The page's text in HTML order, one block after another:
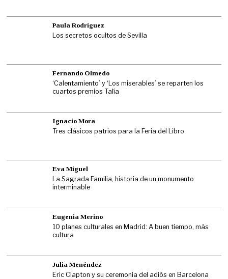
Paula Rodríguez
Los secretos ocultos de Sevilla
Fernando Olmedo
‘Calentamiento’ y ‘Los miserables’ se reparten los
cuartos premios Talía
Ignacio Mora
Tres clásicos patrios para la Feria del Libro
Eva Miguel
La Sagrada Familia, historia de un monumento
interminable
Eugenia Merino
10 planes culturales en Madrid: A buen tiempo, más
cultura
Julia Menéndez
Eric Clapton y su ceremonia del adiós en Barcelona